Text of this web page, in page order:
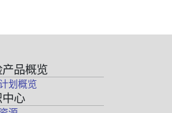
品概览
划概览
心